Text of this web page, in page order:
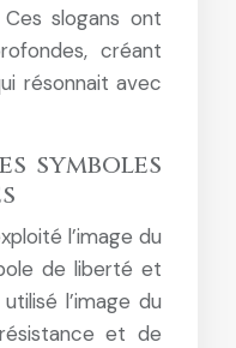
slogans ont
créant
résonnait avec
symboles
l’image du
de liberté et
l’image du
et de